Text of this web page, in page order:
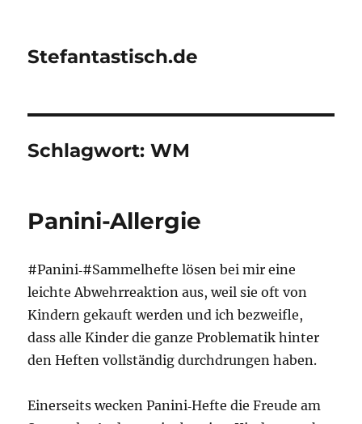
Stefantastisch.de
Schlagwort:WM
Panini-Allergie
#Panini‑#Sammelhefte lösen bei mir eine
leichte Abwehrreaktion aus, weil sie oft von
Kindern gekauft werden und ich bezweifle,
dass alle Kinder die ganze Problematik hinter
den Heften vollständig durchdrungen haben.
Einerseits wecken Panini‑Hefte die Freude am